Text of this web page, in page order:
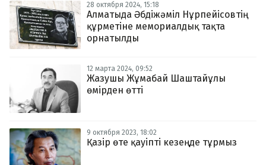
28 октября 2024, 15:18
Алматыда Әбдіжәміл Нұрпейісовтің
құрметіне мемориалдық тақта
орнатылды
12 марта 2024, 09:52
Жазушы Жұмабай Шаштайұлы
өмірден өтті
9 октября 2023, 18:02
Қазір өте қауіпті кезеңде тұрмыз